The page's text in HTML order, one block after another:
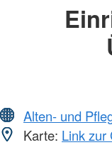
Alten- und
Karte: Link zur